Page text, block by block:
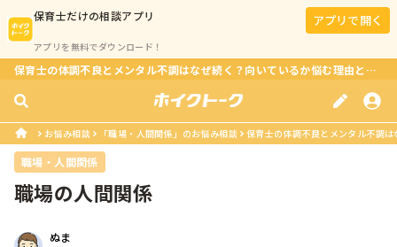
保育士だけの相談アプリ
アプリを無料でダウンロード！
アプリで開く
保育士の体調不良とメンタル不調はなぜ続く？向いているか悩む理由とは？
お悩み相談 「職場・人間関係」のお悩み相談 保育士の体調不良とメンタル不調
職場・人間関係
職場の人間関係
ぬま